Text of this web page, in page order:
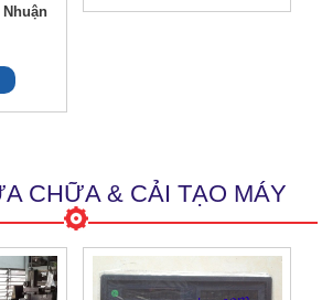
Nhuận
CHỮA & CẢI TẠO MÁY